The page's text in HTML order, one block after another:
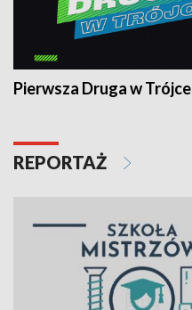
Pierwsza Druga w Trójce
REPORTAŻ